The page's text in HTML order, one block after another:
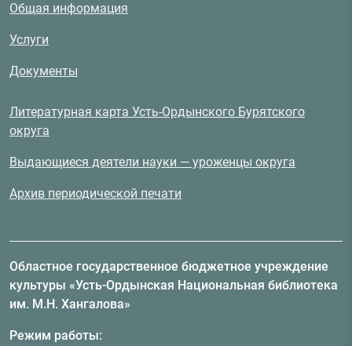
Общая информация
Услуги
Документы
Литературная карта Усть-Ордынского Бурятского
округа
Выдающиеся деятели науки — уроженцы округа
Архив периодической печати
Областное государственное бюджетное учреждение
культуры «Усть-Ордынская Национальная библиотека
им. М.Н. Хангалова»
Режим работы: